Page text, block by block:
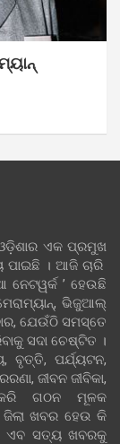
ଏକ ପ୍ରମୁଖ
। ଆଜି ଚାରି
’ ହେଉଛି
ଭିଜୁଆଲ୍
ଯେଉଁଠି ସମସ୍ତେ
ସଦା ଚେଷ୍ଟିତ ।
ବୃତ୍ତି, ପର୍ଯ୍ୟଟନ,
ଜୀବନ ଜୀବିକା,
କରି ଗଠନ ମୂଳକ
ଜିଲା ଖବର ହେଉ କି
ଏବ ସତ୍ୟ ଖବରକୁ